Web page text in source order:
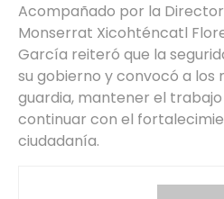
Acompañado por la
Monserrat Xicohténcatl
García reiteró que la
su gobierno y convocó a los
guardia, mantener el
continuar con el
ciudadanía.